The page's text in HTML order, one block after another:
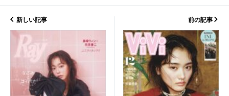
新しい記事 前の記事